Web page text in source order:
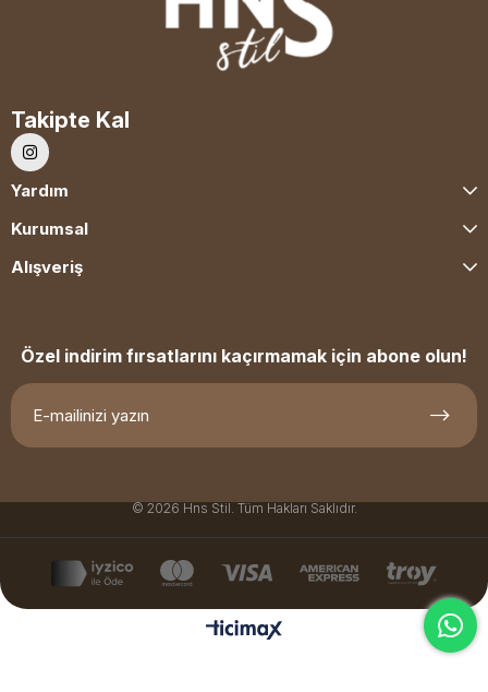
Takipte Kal
Yardım
Kurumsal
Alışveriş
Özel indirim fırsatlarını kaçırmamak için abone olun!
© 2026 Hns Stil. Tüm Hakları Saklıdır.